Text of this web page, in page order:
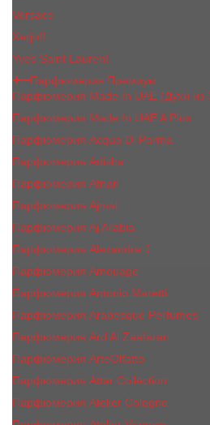
Versace
Xerjoff
Yves Saint Laurent
Парфюмерия Премиум
Парфюмерия Made In UAE (Духи из
Парфюмерия Made In UAE A Plus
Парфюмерия Acqua Di Parma
Парфюмерия Adisha
Парфюмерия Afnan
Парфюмерия Ajmal
Парфюмерия Aj Arabia
Парфюмерия Alexandre J.
Парфюмерия Amouage
Парфюмерия Antonio Maretti
Парфюмерия Arabesque Perfumes
Парфюмерия Ard Al Zaafaran
Парфюмерия ArteOlfatto
Парфюмерия Attar Collection
Парфюмерия Atelier Cologne